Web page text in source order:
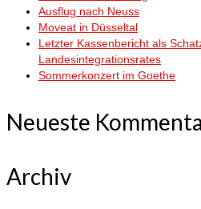
Ausflug nach Neuss
Moveat in Düsseltal
Letzter Kassenbericht als
Landesintegrationsrates
Sommerkonzert im Goethe
Neueste
Archiv